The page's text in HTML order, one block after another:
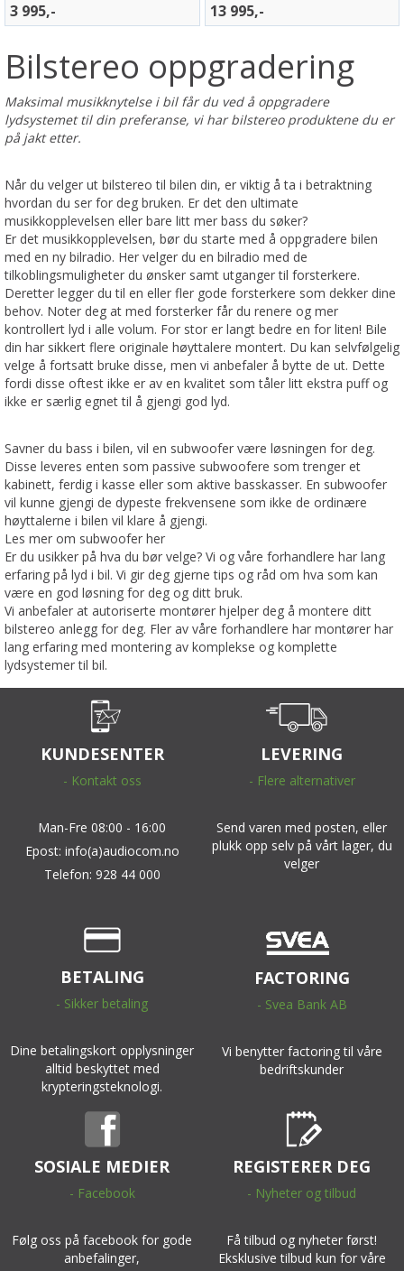
3 995,- 13 995,-
Bilstereo oppgradering
Maksimal musikknytelse i bil får du ved å oppgradere
lydsystemet til din preferanse, vi har bilstereo produktene du er
på jakt etter.
Når du velger ut bilstereo til bilen din, er viktig å ta i betraktning
hvordan du ser for deg bruken. Er det den ultimate
musikkopplevelsen eller bare litt mer bass du søker?
Er det musikkopplevelsen, bør du starte med å oppgradere bilen
med en ny bilradio. Her velger du en bilradio med de
tilkoblingsmuligheter du ønsker samt utganger til forsterkere.
Deretter legger du til en eller fler gode forsterkere som dekker dine
behov. Noter deg at med forsterker får du renere og mer
kontrollert lyd i alle volum. For stor er langt bedre en for liten! Bile
din har sikkert flere originale høyttalere montert. Du kan selvfølgelig
velge å fortsatt bruke disse, men vi anbefaler å bytte de ut. Dette
fordi disse oftest ikke er av en kvalitet som tåler litt ekstra puff og
ikke er særlig egnet til å gjengi god lyd.
Savner du bass i bilen, vil en subwoofer være løsningen for deg.
Disse leveres enten som passive subwoofere som trenger et
kabinett, ferdig i kasse eller som aktive basskasser. En subwoofer
vil kunne gjengi de dypeste frekvensene som ikke de ordinære
høyttalerne i bilen vil klare å gjengi.
Les mer om subwoofer her
Er du usikker på hva du bør velge? Vi og våre forhandlere har lang
erfaring på lyd i bil. Vi gir deg gjerne tips og råd om hva som kan
være en god løsning for deg og ditt bruk.
Vi anbefaler at autoriserte montører hjelper deg å montere ditt
bilstereo anlegg for deg. Fler av våre forhandlere har montører har
lang erfaring med montering av komplekse og komplette
lydsystemer til bil.
KUNDESENTER
- Kontakt oss
Man-Fre 08:00 - 16:00
Epost: info(a)audiocom.no
Telefon: 928 44 000
LEVERING
- Flere alternativer
Send varen med posten, eller
plukk opp selv på vårt lager, du
velger
BETALING
- Sikker betaling
Dine betalingskort opplysninger
alltid beskyttet med
krypteringsteknologi.
FACTORING
- Svea Bank AB
Vi benytter factoring til våre
bedriftskunder
SOSIALE MEDIER
- Facebook
Følg oss på facebook for gode
anbefalinger,
REGISTERER DEG
- Nyheter og tilbud
Få tilbud og nyheter først!
Eksklusive tilbud kun for våre